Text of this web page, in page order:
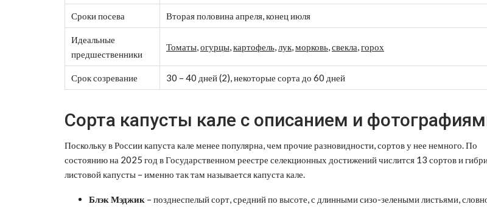
Сроки посева Вторая половина апреля, конец июля
Идеальные
предшественники
Томаты,огурцы,картофель,лук,морковь,свекла,горох
Срок созревание 30 – 40 дней (2), некоторые сорта до 60 дней
Сорта капусты кале с описанием и
Поскольку в России капуста кале менее популярна, чем прочие разновидности, сортов у нее немного. По
состоянию на 2025 год в Государственном реестре селекционных достижений числится 13 сортов и
листовой капусты – именно так там называется капуста кале.
Блэк Мэджик – позднеспелый сорт, средний по высоте, с длинными сизо-зелеными листьями,